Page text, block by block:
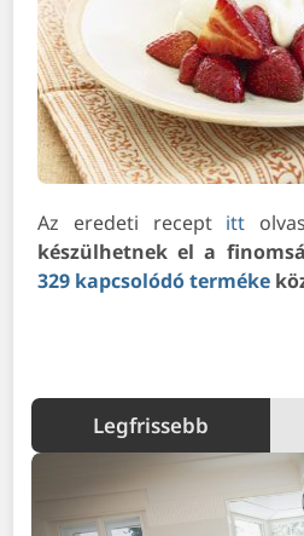
Az eredeti recept itt
készülhetnek el a
329 kapcsolódó terméke
Legfrissebb